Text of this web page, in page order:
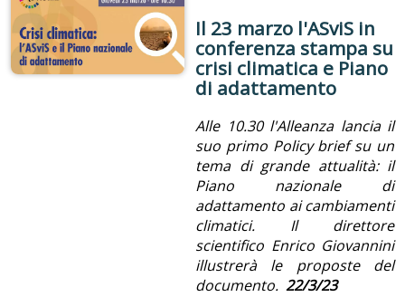
Il 23 marzo l'ASviS in
conferenza stampa su
crisi climatica e Piano
di adattamento
Alle 10.30 l'Alleanza lancia il
suo primo Policy brief su un
tema di grande attualità: il
Piano nazionale di
adattamento ai cambiamenti
climatici. Il direttore
scientifico Enrico Giovannini
illustrerà le proposte del
documento. 22/3/23